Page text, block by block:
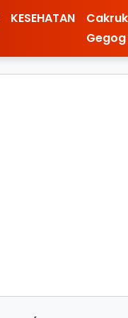
KESEHATAN
Cakruk
Gegog